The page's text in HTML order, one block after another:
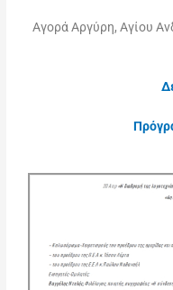
Αγορά Αργύρη, Αγίου